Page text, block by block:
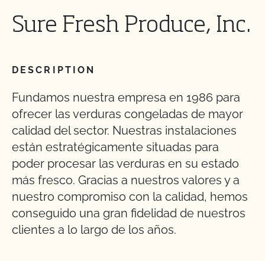
Sure Fresh Produce, Inc.
DESCRIPTION
Fundamos nuestra empresa en 1986 para
ofrecer las verduras congeladas de mayor
calidad del sector. Nuestras instalaciones
están estratégicamente situadas para
poder procesar las verduras en su estado
más fresco. Gracias a nuestros valores y a
nuestro compromiso con la calidad, hemos
conseguido una gran fidelidad de nuestros
clientes a lo largo de los años.